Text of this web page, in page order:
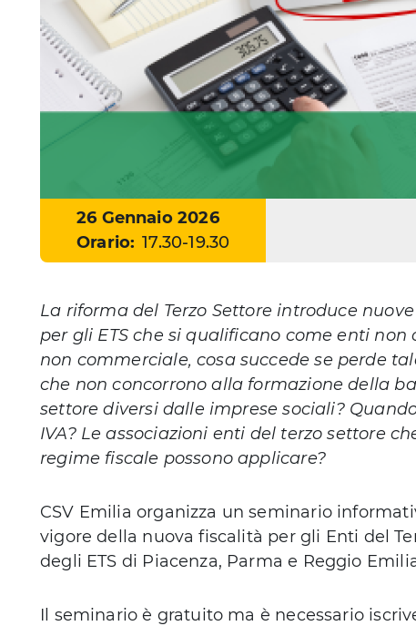
Data
26 Gennaio 2026
Orario: 17.30-19.30
La riforma del Terzo Settore introduce
per gli ETS che si qualificano come enti
non commerciale, cosa succede se perde
che non concorrono alla formazione della
settore diversi dalle imprese sociali?
IVA? Le associazioni enti del terzo settore
regime fiscale possono applicare?
CSV Emilia organizza un seminario
vigore della nuova fiscalità per gli Enti del
degli ETS di Piacenza, Parma e Reggio
Il seminario è gratuito ma è necessario